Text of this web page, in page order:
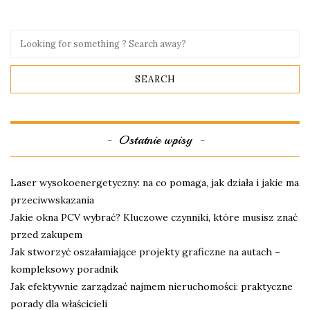
Ostatnie wpisy
Laser wysokoenergetyczny: na co pomaga, jak działa i jakie ma
przeciwwskazania
Jakie okna PCV wybrać? Kluczowe czynniki, które musisz znać
przed zakupem
Jak stworzyć oszałamiające projekty graficzne na autach –
kompleksowy poradnik
Jak efektywnie zarządzać najmem nieruchomości: praktyczne
porady dla właścicieli